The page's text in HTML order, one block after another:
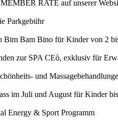
RATE auf unserer
Parkgebühr
Bim Bam Bino für Kinder von 2
zur SPA CEò, exklusiv für
und
im Juli und August für Kinder
Energy & Sport Programm